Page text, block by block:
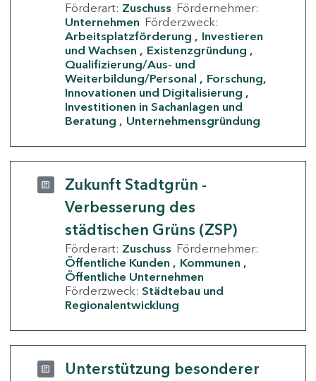
Förderart: Zuschuss Fördernehmer:
Unternehmen Förderzweck:
Arbeitsplatzförderung
Investieren
und Wachsen
Existenzgründung
Qualifizierung/Aus- und
Weiterbildung/Personal
Forschung,
Innovationen und Digitalisierung
Investitionen in Sachanlagen und
Beratung
Unternehmensgründung
Zukunft Stadtgrün -
Verbesserung des
städtischen Grüns (ZSP)
Förderart: Zuschuss Fördernehmer:
Öffentliche Kunden
Kommunen
Öffentliche Unternehmen
Förderzweck: Städtebau und
Regionalentwicklung
Unterstützung besonderer